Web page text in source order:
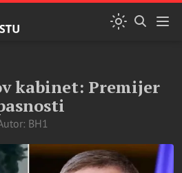
kabinet: Premijer
BH1